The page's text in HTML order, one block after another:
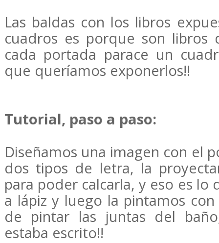
Las baldas con los libros
cuadros es porque son libros
cada portada parace un
que queríamos exponerlos!!
Tutorial, paso a paso:
Diseñamos una imagen con el
dos tipos de letra, la
para poder calcarla, y eso es lo
a lápiz y luego la pintamos
de pintar las juntas del
estaba escrito!!